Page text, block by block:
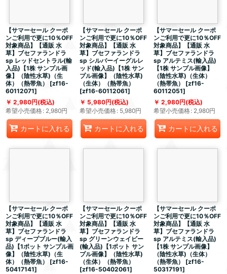
【サマーセール クーポ
ンご利用で更に10％OFF
対象商品】【通販 水
草】ブセファランドラ
sp レッドセントラル(輸
入品)【1株 サンプル画
像】（陰性水草)（生
体）（熱帯魚）
[zf16-
60112071]
2,980円(税込)
希望小売価格: 2,980円
カートに入れる
【サマーセール クーポ
ンご利用で更に10％OFF
対象商品】【通販 水
草】ブセファランドラ
sp シルバーイーグルレ
ッド(輸入品)【1株 サン
プル画像】（陰性水草)
（生体）（熱帯魚）
[zf16-60112061]
5,980円(税込)
希望小売価格: 5,980円
カートに入れる
【サマーセール クーポ
ンご利用で更に10％OFF
対象商品】【通販 水
草】ブセファランドラ
sp アルテミス(輸入品)
【1株 サンプル画像】
（陰性水草)（生体）
（熱帯魚）
[zf16-
60112051]
2,980円(税込)
希望小売価格: 2,980円
カートに入れる
【サマーセール クーポ
ンご利用で更に10％OFF
対象商品】【通販 水
草】ブセファランドラ
sp ディープブルー(輸入
品)【1ポット サンプル画
像】（陰性水草)（生
体）（熱帯魚）
[zf16-
50417141]
【サマーセール クーポ
ンご利用で更に10％OFF
対象商品】【通販 水
草】ブセファランドラ
sp グリーンウェイビー
(輸入品)【1ポット サン
プル画像】（陰性水草)
（生体）（熱帯魚）
[zf16-50402061]
【サマーセール クーポ
ンご利用で更に10％OFF
対象商品】【通販 水
草】ブセファランドラ
sp アルテミス(輸入品)
【1株 サンプル画像】
（陰性水草)（生体）
（熱帯魚）
[zf16-
50317191]